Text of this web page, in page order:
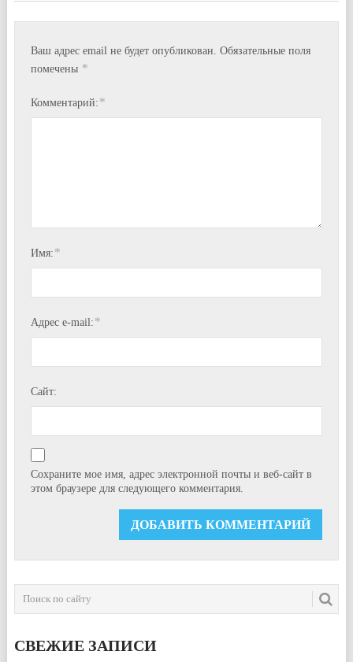
Ваш адрес email не будет опубликован.
Обязательные поля
помечены *
Комментарий: *
Имя: *
Адрес e-mail: *
Сайт:
Сохраните мое имя, адрес электронной почты и веб-сайт в
этом браузере для следующего комментария.
СВЕЖИЕ ЗАПИСИ